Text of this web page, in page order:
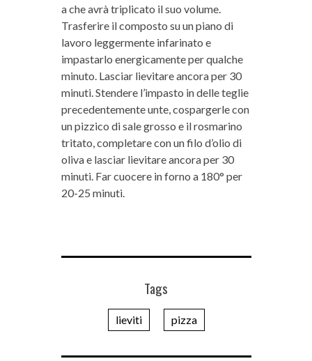
a che avrà triplicato il suo volume.
Trasferire il composto su un piano di
lavoro leggermente infarinato e
impastarlo energicamente per qualche
minuto. Lasciar lievitare ancora per 30
minuti. Stendere l’impasto in delle teglie
precedentemente unte, cospargerle con
un pizzico di sale grosso e il rosmarino
tritato, completare con un filo d’olio di
oliva e lasciar lievitare ancora per 30
minuti. Far cuocere in forno a 180° per
20-25 minuti.
Tags
lieviti pizza